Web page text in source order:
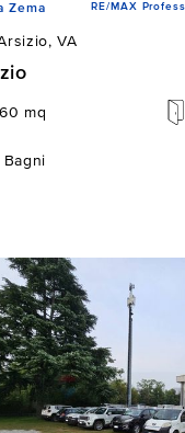
Zema RE/MAX
VA
mq
Bagni